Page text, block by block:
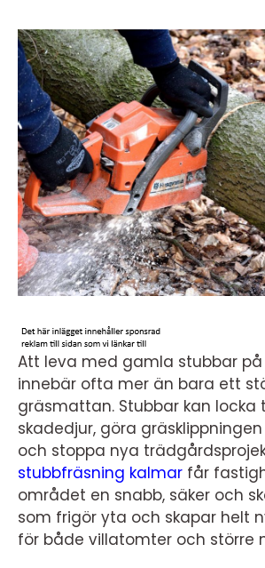
Att leva med gamla stubbar
innebär ofta mer än bara ett
gräsmattan. Stubbar kan locka
skadedjur, göra
och stoppa nya
stubbfräsning kalmar får
området en snabb, säker och
som frigör yta och skapar helt
för både villatomter och större